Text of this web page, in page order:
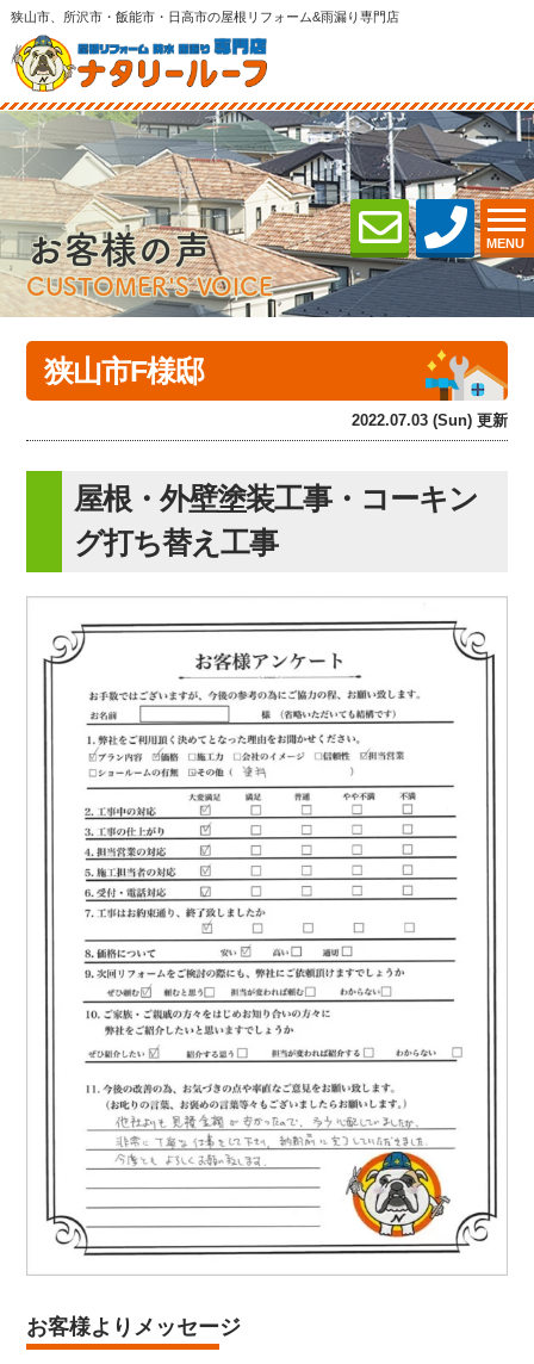
狭山市、所沢市・飯能市・日高市の屋根リフォーム&雨漏り専門店
MENU
お客様の声
CUSTOMER'S VOICE
狭山市F様邸
2022.07.03 (Sun) 更新
屋根・外壁塗装工事・コーキン
グ打ち替え工事
お客様よりメッセージ